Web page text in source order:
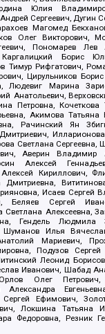
Юлия
Сергеевич, Дугин
Магомед
Олег Викторович,
Пономарев Лев
Борис
Тимур Рифгатович,
Цирульников
Людевиг Марина
Анатольевич,
Петровна,
Акимова Татьяна
Рачинский Ян
Светлана Сергеевна,
Аверин Владимир
Алексей
Кириллович,
Дмитриевна,
Исаев Сергей
Беляев Сергей
Светлана Алексеевна,
Гендель Людмила
Шуманов Илья
Мариевич,
Подузов Сергей
Леонид
Иванович, Шабад
Олег Петрович,
Александра
Ефимович,
Локшина Татьяна
Федоровна, Резник